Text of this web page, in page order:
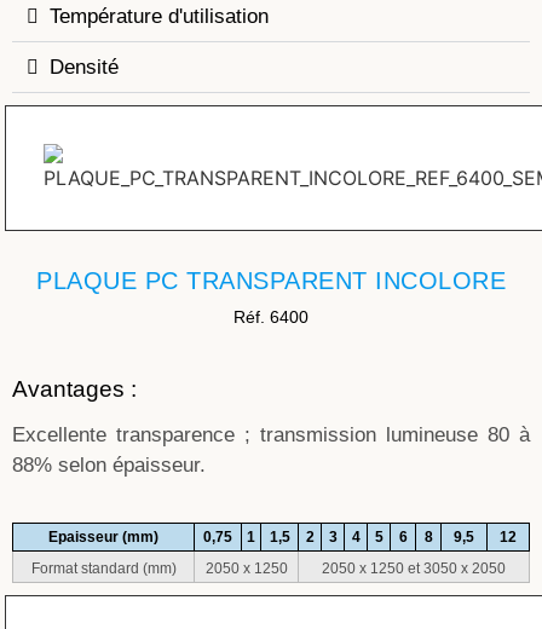
Température d'utilisation
Densité
PLAQUE PC TRANSPARENT INCOLORE
Réf. 6400
Avantages :
Excellente transparence ; transmission lumineuse 80 à
88% selon épaisseur.
Epaisseur (mm) 0,75 1 1,5 2 3 4 5 6 8 9,5
12
Format standard (mm)
2050 x 1250 2050 x 1250 et 3050 x 2050